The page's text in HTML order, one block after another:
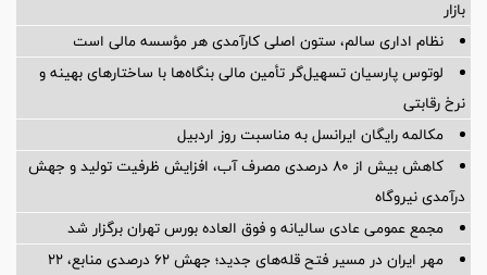
بازار
نظام اداری سالم، ستون اصلی کارآمدی هر مؤسسه مالی است
لوتوس پارسیان تسهیل‌گر تأمین مالی بنگاه‌ها با ساختارهای بهینه و
نرخ رقابتی
مکالمه رایگان ایرانسل به مناسبت روز اردبیل
کاهش بیش از ۸۰ درصدی مصرف آب، افزایش ظرفیت تولید و جهش
درآمدی نیروگاه
مجمع عمومی عادی سالیانه و فوق العاده بورس تهران برگزار شد
مهر ایران در مسیر فتح قله‌های جدید؛ جهش ۶۲ درصدی منابع، ۲۲